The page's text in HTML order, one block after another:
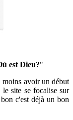
est Dieu?"
moins avoir un début
le site se focalise sur
c'est déjà un bon